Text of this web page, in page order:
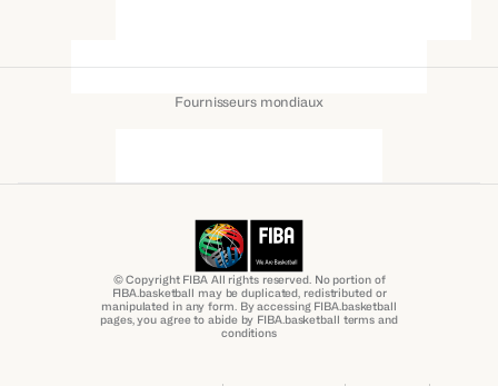
Fournisseurs mondiaux
© Copyright FIBA All rights reserved. No portion of
FIBA.basketball may be duplicated, redistributed or
manipulated in any form. By accessing FIBA.basketball
pages, you agree to abide by FIBA.basketball terms and
conditions